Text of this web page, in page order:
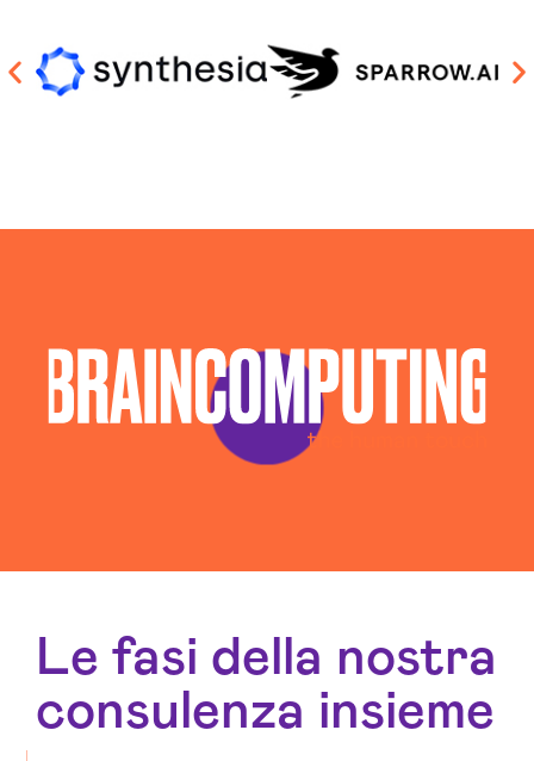
Sviluppo Soluzioni Intelligenza Artificiale Potenza
Le fasi della nostra
consulenza insieme